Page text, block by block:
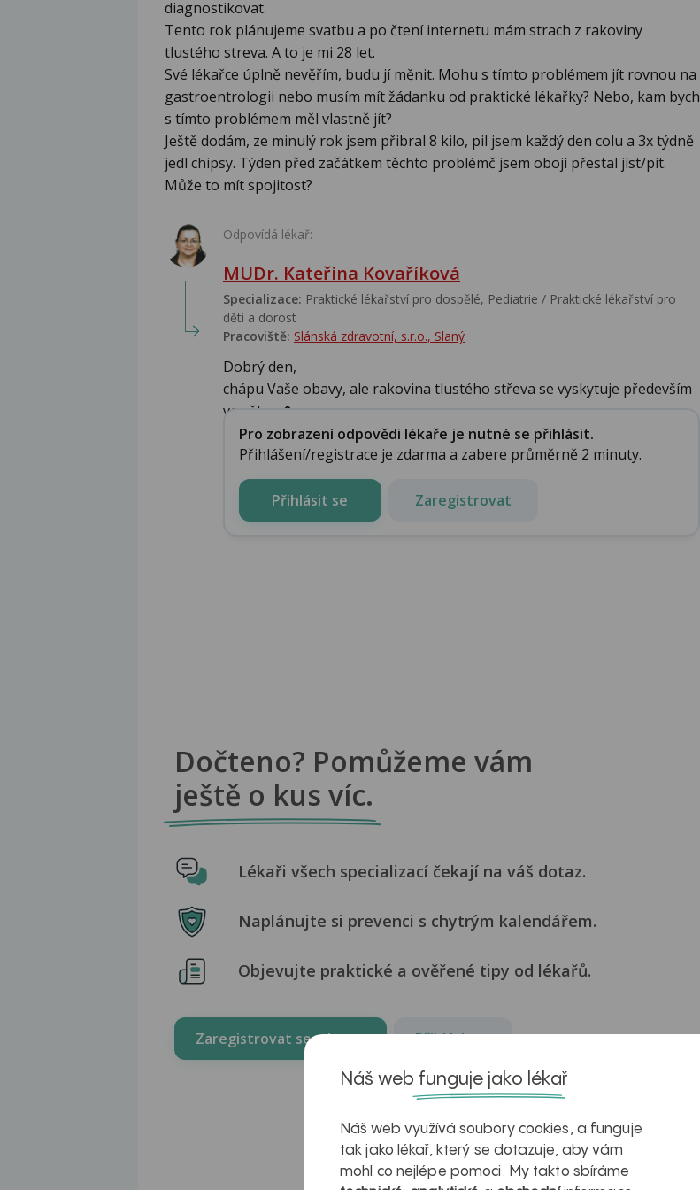
diagnostikovat.
Tento rok plánujeme svatbu a po čtení internetu mám strach z rakoviny
tlustého streva. A to je mi 28 let.
Své lékařce úplně nevěřím, budu jí měnit. Mohu s tímto problémem jít rovnou na
gastroentrologii nebo musím mít žádanku od praktické lékařky? Nebo, kam bych
s tímto problémem měl vlastně jít?
Ještě dodám, ze minulý rok jsem přibral 8 kilo, pil jsem každý den colu a 3x týdně
jedl chipsy. Týden před začátkem těchto problémč jsem obojí přestal jíst/pít.
Může to mít spojitost?
Odpovídá lékař:
MUDr. Kateřina Kovaříková
Specializace: Praktické lékařství pro dospělé, Pediatrie / Praktické lékařství pro
děti a dorost
Pracoviště: Slánská zdravotní, s.r.o., Slaný
Dobrý den,
chápu Vaše obavy, ale rakovina tlustého střeva se vyskytuje především
ve věkov�...
Pro zobrazení odpovědi lékaře je nutné se přihlásit.
Přihlášení/registrace je zdarma a zabere průměrně 2 minuty.
Přihlásit se Zaregistrovat
Dočteno? Pomůžeme vám
ještě o kus víc.
Lékaři všech specializací čekají na váš dotaz.
Naplánujte si prevenci s chytrým kalendářem.
Objevujte praktické a ověřené tipy od lékařů.
Zaregistrovat se zdarma Přihlásit se
Náš web funguje jako lékař
Náš web využívá soubory cookies, a funguje
tak jako lékař, který se dotazuje, aby vám
mohl co nejlépe pomoci. My takto sbíráme